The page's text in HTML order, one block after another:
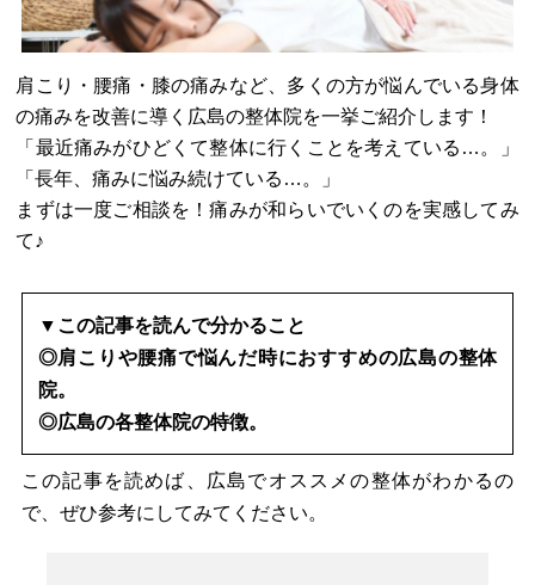
肩こり・腰痛・膝の痛みなど、多くの方が悩んでいる身体
の痛みを改善に導く広島の整体院を一挙ご紹介します！
「最近痛みがひどくて整体に行くことを考えている…。」
「長年、痛みに悩み続けている…。」
まずは一度ご相談を！痛みが和らいでいくのを実感してみ
て♪
▼この記事を読んで分かること
◎肩こりや腰痛で悩んだ時におすすめの広島の整体
院。
◎広島の各整体院の特徴。
この記事を読めば、広島でオススメの整体がわかるの
で、ぜひ参考にしてみてください。